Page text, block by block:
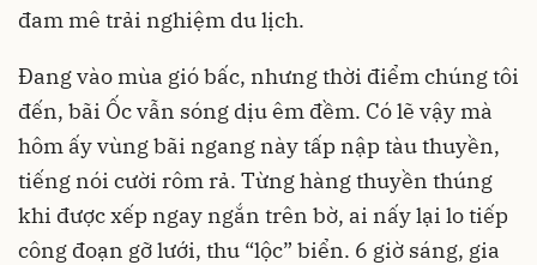
đam mê trải nghiệm du lịch.
Đang vào mùa gió bấc, nhưng thời điểm chúng tôi
đến, bãi Ốc vẫn sóng dịu êm đềm. Có lẽ vậy mà
hôm ấy vùng bãi ngang này tấp nập tàu thuyền,
tiếng nói cười rôm rả. Từng hàng thuyền thúng
khi được xếp ngay ngắn trên bờ, ai nấy lại lo tiếp
công đoạn gỡ lưới, thu “lộc” biển. 6 giờ sáng, gia